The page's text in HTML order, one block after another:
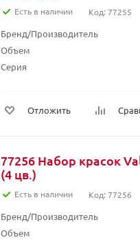
Есть в наличии Код: 77255
Бренд/Производитель
Объем
Серия
Отложить
77256 Набор красок
(4 цв.)
Есть в наличии Код: 77256
Бренд/Производитель
Объем